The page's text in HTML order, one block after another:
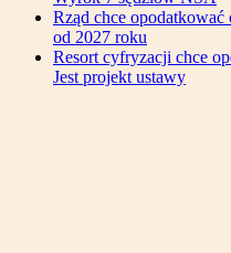
Rząd chce
od 2027 roku
Resort cyfryzacji chce
Jest projekt ustawy